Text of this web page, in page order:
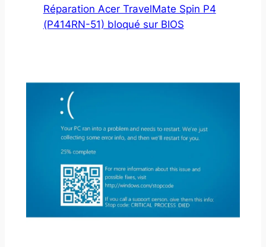
Réparation Acer TravelMate Spin P4
(P414RN-51) bloqué sur BIOS